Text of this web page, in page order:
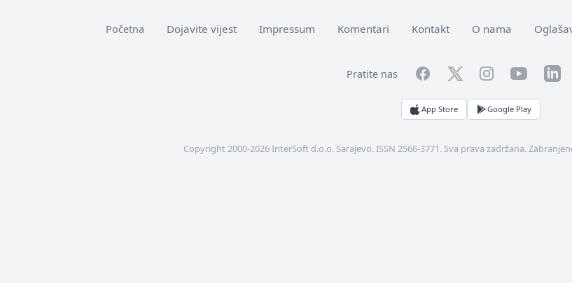
Početna Dojavite vijest Impressum Komentari Kontakt O nama
Pratite nas FacebookTwitterInstagramYouTube
App Store Google Play
Copyright 2000-2026 InterSoft d.o.o. Sarajevo. ISSN 2566-3771. Sva prava zadržana.